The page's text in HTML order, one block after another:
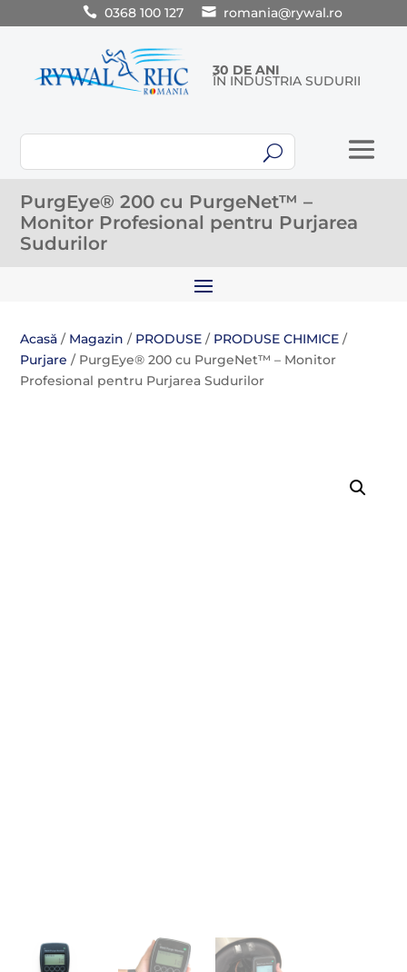
0368 100 127 romania@rywal.ro
30 DE ANI
ÎN INDUSTRIA SUDURII
U
PurgEye® 200 cu PurgeNet™ –
Monitor Profesional pentru Purjarea
Sudurilor
Acasă / Magazin / PRODUSE / PRODUSE CHIMICE /
Purjare / PurgEye® 200 cu PurgeNet™ – Monitor
Profesional pentru Purjarea Sudurilor